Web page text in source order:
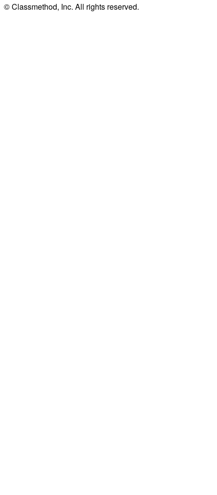
© Classmethod, Inc. All rights reserved.